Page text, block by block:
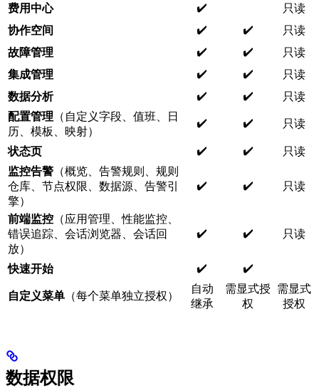
费用中心
✔️
只读
协作空间
✔️ ✔️
只读
故障管理
✔️ ✔️
只读
集成管理
✔️ ✔️
只读
数据分析
✔️ ✔️
只读
配置管理 （自定义字段、值班、日
历、模板、映射）
✔️ ✔️ 只读
状态页 ✔️ ✔️
只读
监控告警 （概览、告警规则、规则
仓库、节点权限、数据源、告警引
擎）
✔️ ✔️ 只读
前端监控 （应用管理、性能监控、
错误追踪、会话浏览器、会话回
放）
✔️ ✔️ 只读
快速开始 ✔️ ✔️
自定义菜单 （每个菜单独立授权）
自动
继承
需显式授
权
需显式
授权
数据权限